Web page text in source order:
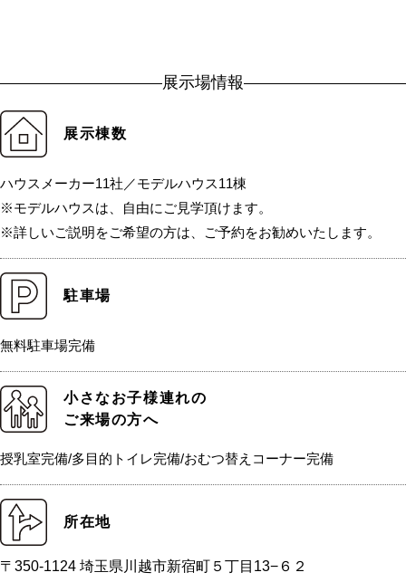
展示場情報
展示棟数
ハウスメーカー11社／モデルハウス11棟
※モデルハウスは、自由にご見学頂けます。
※詳しいご説明をご希望の方は、ご予約をお勧めいたします。
駐車場
無料駐車場完備
小さなお子様連れの
ご来場の方へ
授乳室完備/多目的トイレ完備/おむつ替えコーナー完備
所在地
〒350-1124 埼玉県川越市新宿町５丁目13−６２